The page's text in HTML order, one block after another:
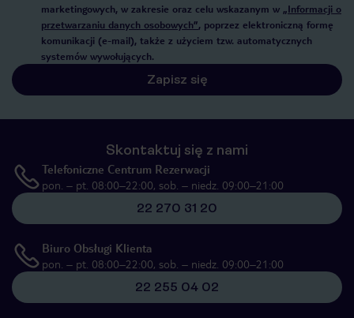
marketingowych, w zakresie oraz celu wskazanym w „Informacji o
przetwarzaniu danych osobowych”, poprzez elektroniczną formę
komunikacji (e-mail), także z użyciem tzw. automatycznych
systemów wywołujących.
Zapisz się
Skontaktuj się z nami
Telefoniczne Centrum Rezerwacji
pon. – pt. 08:00–22:00, sob. – niedz. 09:00–21:00
22 270 31 20
Biuro Obsługi Klienta
pon. – pt. 08:00–22:00, sob. – niedz. 09:00–21:00
22 255 04 02